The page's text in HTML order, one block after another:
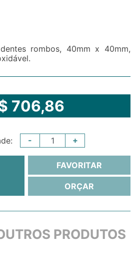
rombos, 40mm x 40mm,
706,86
- +
FAVORITAR
ORÇAR
PRODUTOS